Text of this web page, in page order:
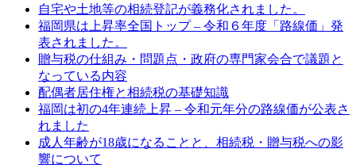
自宅や土地等の相続登記が義務化されました。
福岡県は上昇率全国トップ – 令和６年度「路線価」発
表されました。
贈与税の仕組み・問題点・政府の専門家会合で議題と
なっている内容
配偶者居住権と相続税の基礎知識
福岡は初の4年連続上昇 – 令和元年分の路線価が公表さ
れました
成人年齢が18歳になることと、相続税・贈与税への影
響について